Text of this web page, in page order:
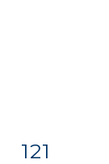
Item detail
121